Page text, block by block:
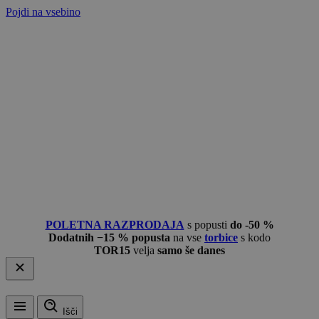
Pojdi na vsebino
POLETNA RAZPRODAJA s popusti do -50 %
Dodatnih −15 % popusta na vse torbice s kodo
TOR15 velja samo še danes
Išči